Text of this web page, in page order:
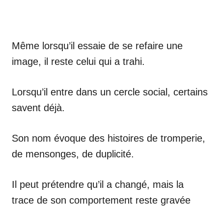
Même lorsqu’il essaie de se refaire une
image, il reste celui qui a trahi.
Lorsqu’il entre dans un cercle social, certains
savent déjà.
Son nom évoque des histoires de tromperie,
de mensonges, de duplicité.
Il peut prétendre qu’il a changé, mais la
trace de son comportement reste gravée